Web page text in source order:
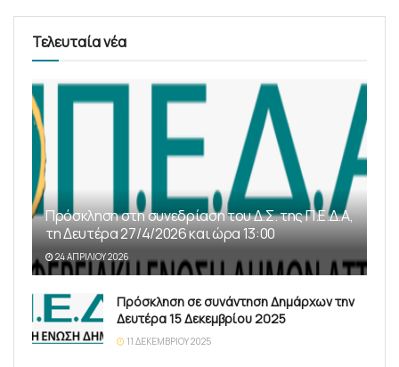
Τελευταία νέα
Πρόσκληση στη συνεδρίαση του Δ.Σ. της Π.Ε.Δ.Α,
τη Δευτέρα 27/4/2026 και ώρα 13:00
24 ΑΠΡΙΛΊΟΥ 2026
Πρόσκληση σε συνάντηση Δημάρχων την
Δευτέρα 15 Δεκεμβρίου 2025
11 ΔΕΚΕΜΒΡΊΟΥ 2025